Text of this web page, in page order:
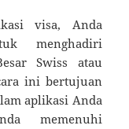
visa, Anda
menghadiri
Swiss atau
ini bertujuan
aplikasi Anda
memenuhi